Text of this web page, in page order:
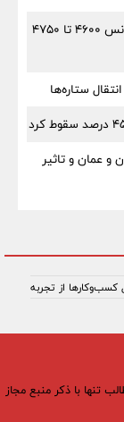
قیمت طلا دوباره منفجر می‌شود؟ | پیش‌بینی اونس ۴۶۰۰ تا ۴۷۵۰
ستاره‌ها
و عمان و تاثیر
کسب‌وکارها از تجربه
تنها با ذکر منبع مجاز